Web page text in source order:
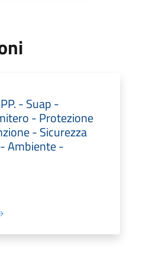
- Suap -
- Protezione
- Sicurezza
Ambiente -